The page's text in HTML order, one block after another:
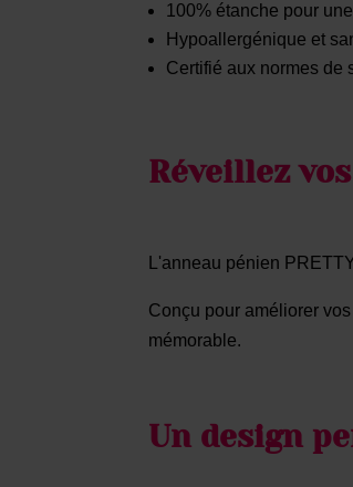
100% étanche pour
Hypoallergénique et
Certifié aux normes de
Réveillez
L'anneau pénien
Conçu pour améliorer
mémorable.
Un design